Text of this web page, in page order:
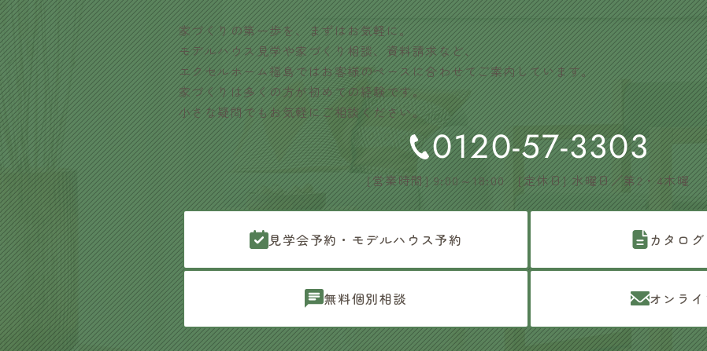
家づくりの第一歩を、まずはお気軽に。
モデルハウス見学や家づくり相談、資料請求など、
エクセルホーム福島ではお客様のペースに合わせてご案内しています。
家づくりは多くの方が初めての経験です。
小さな疑問でもお気軽にご相談ください。
0120-57-3303
[営業時間] 9:00～18:00 [定休日] 水曜日／第2・4木曜
見学会予約・モデルハウス予約 カタロ
無料個別相談 オンラ